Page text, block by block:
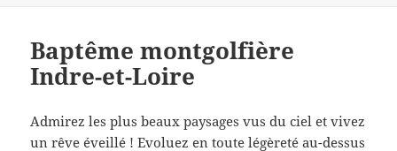
Baptême montgolfière
Indre-et-Loire
Admirez les plus beaux paysages vus du ciel et vivez
un rêve éveillé ! Evoluez en toute légèreté au-dessus